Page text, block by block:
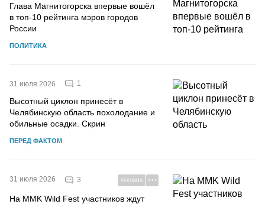
Глава Магнитогорска впервые вошёл
в топ-10 рейтинга мэров городов
России
ПОЛИТИКА
31 июля 2026 1
Высотный циклон принесёт в
Челябинскую область похолодание и
обильные осадки. Скрин
ПЕРЕД ФАКТОМ
31 июля 2026 3 РЕКЛАМА
На MMK Wild Fest участников ждут